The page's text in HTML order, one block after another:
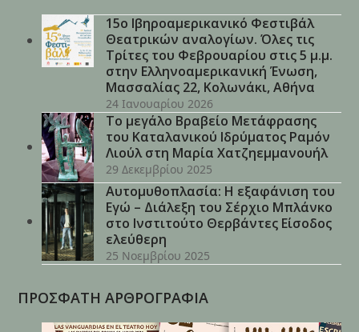
15ο Ιβηροαμερικανικό Φεστιβάλ
Θεατρικών αναλογίων. Όλες τις
Τρίτες του Φεβρουαρίου στις 5 μ.μ.
στην Ελληνοαμερικανική Ένωση,
Μασσαλίας 22, Κολωνάκι, Αθήνα
24 Ιανουαρίου 2026
Το μεγάλο Βραβείο Μετάφρασης
του Καταλανικού Ιδρύματος Ραμόν
Λιούλ στη Μαρία Χατζηεμμανουήλ
29 Δεκεμβρίου 2025
Αυτομυθοπλασία: Η εξαφάνιση του
Εγώ – Διάλεξη του Σέρχιο Μπλάνκο
στο Ινστιτούτο Θερβάντες Είσοδος
ελεύθερη
25 Νοεμβρίου 2025
ΠΡΟΣΦΑΤΗ ΑΡΘΡΟΓΡΑΦΙΑ